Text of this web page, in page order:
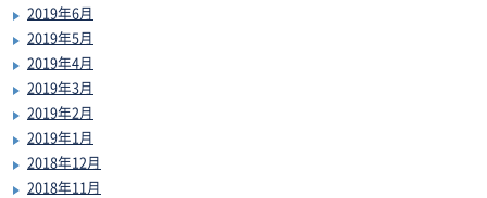
2019年6月
2019年5月
2019年4月
2019年3月
2019年2月
2019年1月
2018年12月
2018年11月